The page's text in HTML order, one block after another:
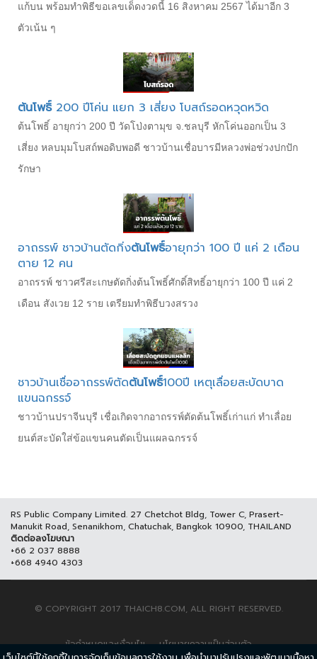
แก้บน พร้อมทำพิธีขอเลขเด็ดงวดนี้ 16 สิงหาคม 2567 ได้มาอีก 3
ตัวเน้น ๆ
ต้นโพธิ์200 ปีโค่น แยก 3 เสี่ยง โบสถ์รอดหวุดหวิด
ต้นโพธิ์ อายุกว่า 200 ปี วัดโป่งตามุข จ.ชลบุรี หักโค่นออกเป็น 3
เสี่ยง หลบมุมโบสถ์พอดิบพอดี ชาวบ้านเชื่อบารมีหลวงพ่อช่วงปกปัก
รักษา
อาถรรพ์ ชาวบ้านตัดกิ่งต้นโพธิ์อายุกว่า 100 ปี แค่ 2 เดือน
ตาย 12 คน
อาถรรพ์ ชาวศรีสะเกษตัดกิ่งต้นโพธิ์ศักดิ์สิทธิ์อายุกว่า 100 ปี แค่ 2
เดือน สังเวย 12 ราย เตรียมทำพิธีบวงสรวง
ชาวบ้านเชื่ออาถรรพ์ตัดต้นโพธิ์100ปี เหตุเลื่อยสะบัดบาด
แขนฉกรรจ์
ชาวบ้านปราจีนบุรี เชื่อเกิดจากอาถรรพ์ตัดต้นโพธิ์เก่าแก่ ทำเลื่อย
ยนต์สะบัดใส่ข้อแขนคนตัดเป็นแผลฉกรรจ์
RS Public Company Limited. 27 Chetchot Bldg, Tower C, Prasert-
Manukit Road, Senanikhom, Chatuchak, Bangkok 10900, THAILAND
ติดต่อลงโฆษณา
+66 2 037 8888
+668 4940 4303
© COPYRIGHT 2017 THAICH8.COM, ALL RIGHT RESERVED.
ข้อกำหนดและเงื่อนไข นโยบายความเป็นส่วนตัว